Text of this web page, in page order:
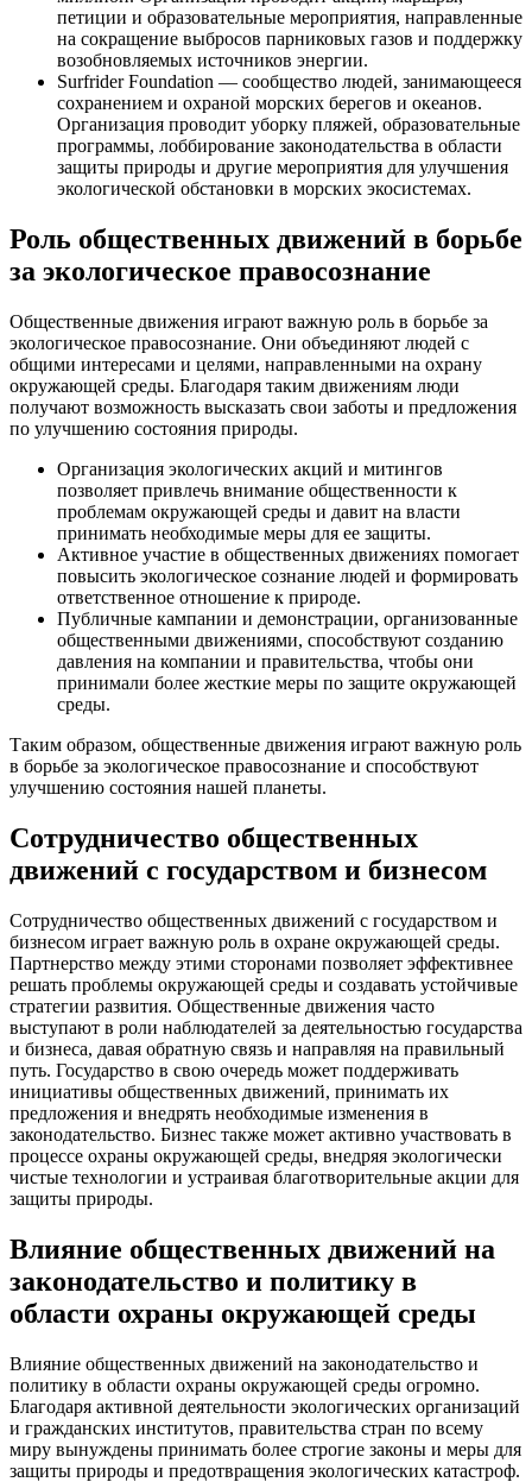
петиции и образовательные мероприятия, направленные
на сокращение выбросов парниковых газов и поддержку
возобновляемых источников энергии.
Surfrider Foundation — сообщество людей, занимающееся
сохранением и охраной морских берегов и океанов.
Организация проводит уборку пляжей, образовательные
программы, лоббирование законодательства в области
защиты природы и другие мероприятия для улучшения
экологической обстановки в морских экосистемах.
Роль общественных движений в борьбе
за экологическое правосознание
Общественные движения играют важную роль в борьбе за
экологическое правосознание. Они объединяют людей с
общими интересами и целями, направленными на охрану
окружающей среды. Благодаря таким движениям люди
получают возможность высказать свои заботы и предложения
по улучшению состояния природы.
Организация экологических акций и митингов
позволяет привлечь внимание общественности к
проблемам окружающей среды и давит на власти
принимать необходимые меры для ее защиты.
Активное участие в общественных движениях помогает
повысить экологическое сознание людей и формировать
ответственное отношение к природе.
Публичные кампании и демонстрации, организованные
общественными движениями, способствуют созданию
давления на компании и правительства, чтобы они
принимали более жесткие меры по защите окружающей
среды.
Таким образом, общественные движения играют важную роль
в борьбе за экологическое правосознание и способствуют
улучшению состояния нашей планеты.
Сотрудничество общественных
движений с государством и бизнесом
Сотрудничество общественных движений с государством и
бизнесом играет важную роль в охране окружающей среды.
Партнерство между этими сторонами позволяет эффективнее
решать проблемы окружающей среды и создавать устойчивые
стратегии развития. Общественные движения часто
выступают в роли наблюдателей за деятельностью государства
и бизнеса, давая обратную связь и направляя на правильный
путь. Государство в свою очередь может поддерживать
инициативы общественных движений, принимать их
предложения и внедрять необходимые изменения в
законодательство. Бизнес также может активно участвовать в
процессе охраны окружающей среды, внедряя экологически
чистые технологии и устраивая благотворительные акции для
защиты природы.
Влияние общественных движений на
законодательство и политику в
области охраны окружающей среды
Влияние общественных движений на законодательство и
политику в области охраны окружающей среды огромно.
Благодаря активной деятельности экологических организаций
и гражданских институтов, правительства стран по всему
миру вынуждены принимать более строгие законы и меры для
защиты природы и предотвращения экологических катастроф.